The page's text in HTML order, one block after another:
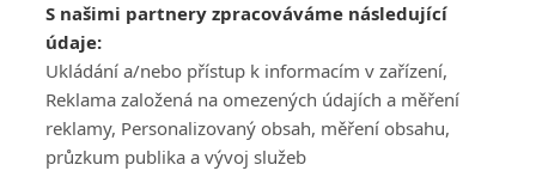
S našimi partnery zpracováváme následující
údaje:
Ukládání a/nebo přístup k informacím v zařízení,
Reklama založená na omezených údajích a měření
reklamy, Personalizovaný obsah, měření obsahu,
průzkum publika a vývoj služeb